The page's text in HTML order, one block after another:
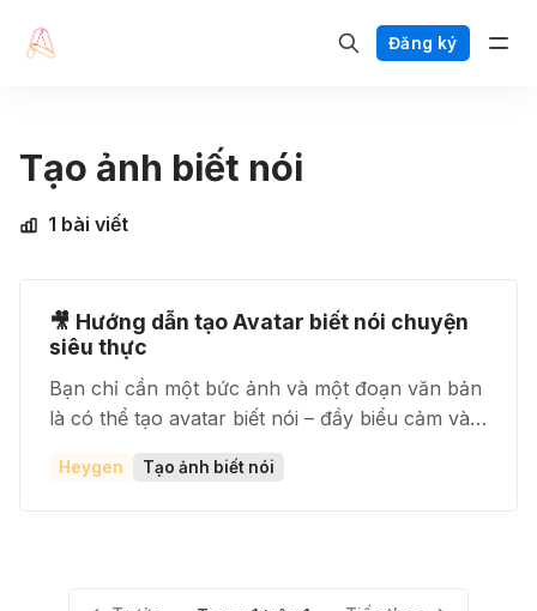
Đăng ký
Tạo ảnh biết nói
1 bài viết
🎥 Hướng dẫn tạo Avatar biết nói chuyện
siêu thực
Bạn chỉ cần một bức ảnh và một đoạn văn bản
là có thể tạo avatar biết nói – đầy biểu cảm và
chuyển ảnh thành video nói chuyện chỉ trong
Heygen Tạo ảnh biết nói